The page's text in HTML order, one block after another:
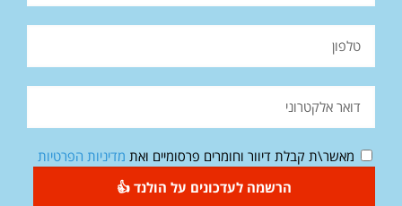
מאשר\ת קבלת דיוור וחומרים פרסומיים ואת מדיניות הפרטיות
הרשמה לעדכונים על הולנד 👍